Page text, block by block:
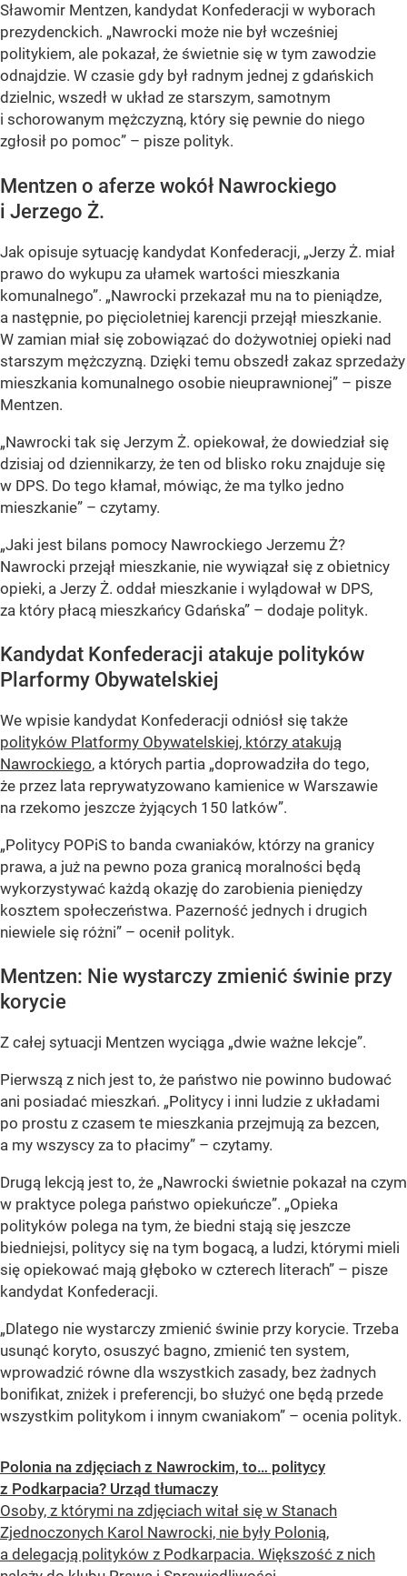
Sławomir Mentzen, kandydat Konfederacji w wyborach
prezydenckich. „Nawrocki może nie był wcześniej
politykiem, ale pokazał, że świetnie się w tym zawodzie
odnajdzie. W czasie gdy był radnym jednej z gdańskich
dzielnic, wszedł w układ ze starszym, samotnym
i schorowanym mężczyzną, który się pewnie do niego
zgłosił po pomoc” – pisze polityk.
Mentzen o aferze wokół Nawrockiego
i Jerzego Ż.
Jak opisuje sytuację kandydat Konfederacji, „Jerzy Ż. miał
prawo do wykupu za ułamek wartości mieszkania
komunalnego”. „Nawrocki przekazał mu na to pieniądze,
a następnie, po pięcioletniej karencji przejął mieszkanie.
W zamian miał się zobowiązać do dożywotniej opieki nad
starszym mężczyzną. Dzięki temu obszedł zakaz sprzedaży
mieszkania komunalnego osobie nieuprawnionej” – pisze
Mentzen.
„Nawrocki tak się Jerzym Ż. opiekował, że dowiedział się
dzisiaj od dziennikarzy, że ten od blisko roku znajduje się
w DPS. Do tego kłamał, mówiąc, że ma tylko jedno
mieszkanie” – czytamy.
„Jaki jest bilans pomocy Nawrockiego Jerzemu Ż?
Nawrocki przejął mieszkanie, nie wywiązał się z obietnicy
opieki, a Jerzy Ż. oddał mieszkanie i wylądował w DPS,
za który płacą mieszkańcy Gdańska” – dodaje polityk.
Kandydat Konfederacji atakuje polityków
Plarformy Obywatelskiej
We wpisie kandydat Konfederacji odniósł się także
polityków Platformy Obywatelskiej, którzy atakują
Nawrockiego, a których partia „doprowadziła do tego,
że przez lata reprywatyzowano kamienice w Warszawie
na rzekomo jeszcze żyjących 150 latków”.
„Politycy POPiS to banda cwaniaków, którzy na granicy
prawa, a już na pewno poza granicą moralności będą
wykorzystywać każdą okazję do zarobienia pieniędzy
kosztem społeczeństwa. Pazerność jednych i drugich
niewiele się różni” – ocenił polityk.
Mentzen: Nie wystarczy zmienić świnie przy
korycie
Z całej sytuacji Mentzen wyciąga „dwie ważne lekcje”.
Pierwszą z nich jest to, że państwo nie powinno budować
ani posiadać mieszkań. „Politycy i inni ludzie z układami
po prostu z czasem te mieszkania przejmują za bezcen,
a my wszyscy za to płacimy” – czytamy.
Drugą lekcją jest to, że „Nawrocki świetnie pokazał na czym
w praktyce polega państwo opiekuńcze”. „Opieka
polityków polega na tym, że biedni stają się jeszcze
biedniejsi, politycy się na tym bogacą, a ludzi, którymi mieli
się opiekować mają głęboko w czterech literach” – pisze
kandydat Konfederacji.
„Dlatego nie wystarczy zmienić świnie przy korycie. Trzeba
usunąć koryto, osuszyć bagno, zmienić ten system,
wprowadzić równe dla wszystkich zasady, bez żadnych
bonifikat, zniżek i preferencji, bo służyć one będą przede
wszystkim politykom i innym cwaniakom” – ocenia polityk.
Polonia na zdjęciach z Nawrockim, to… politycy
z Podkarpacia? Urząd tłumaczy
Osoby, z którymi na zdjęciach witał się w Stanach
Zjednoczonych Karol Nawrocki, nie były Polonią,
a delegacją polityków z Podkarpacia. Większość z nich